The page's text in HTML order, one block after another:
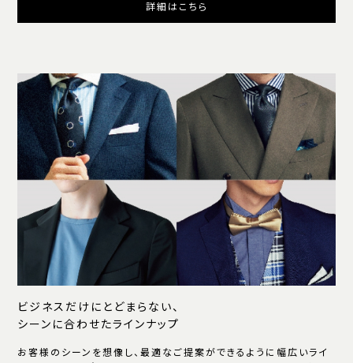
詳細はこちら
ビジネスだけにとどまらない、
シーンに合わせたラインナップ
お客様のシーンを想像し、最適なご提案ができるように幅広いライ